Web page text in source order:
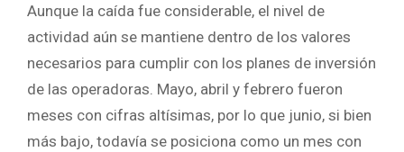
Aunque la caída fue considerable, el nivel de
actividad aún se mantiene dentro de los valores
necesarios para cumplir con los planes de inversión
de las operadoras. Mayo, abril y febrero fueron
meses con cifras altísimas, por lo que junio, si bien
más bajo, todavía se posiciona como un mes con